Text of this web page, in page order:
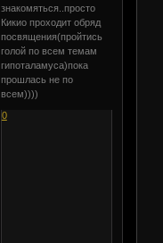
знакомяться..просто
Кикио проходит обряд
посвящения(пройтись
голой по всем темам
гипоталамуса)пока
прошлась не по
всем))))
0